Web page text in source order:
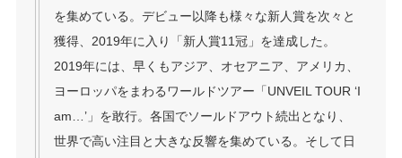
を集めている。デビュー以降も様々な新人賞を次々と
獲得、2019年に入り「新人賞11冠」を達成した。
2019年には、早くもアジア、オセアニア、アメリカ、
ヨーロッパをまわるワールドツアー「UNVEIL TOUR ‘I
am…’」を敢行。各国でソールドアウト続出となり、
世界で高い注目と大きな反響を集めている。そして日